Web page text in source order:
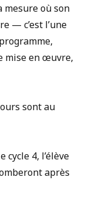
mesure où son
— c’est l’une
mise en œuvre,
sont au
cycle 4, l’élève
après